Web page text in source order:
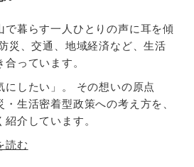
で暮らす一人ひとりの声に耳を傾
災、交通、地域経済など、生活
っています。
にしたい」。 その想いの原点
生活密着型政策への考え方を、
介しています。
読む